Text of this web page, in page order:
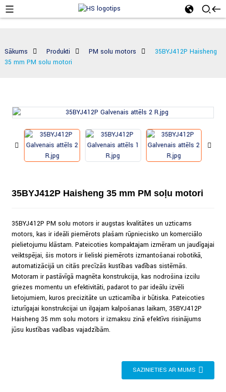
Sākums Produkti PM soļu motors
35BYJ412P Haisheng
35 mm PM soļu motori
35BYJ412P Haisheng 35 mm PM soļu motori
35BYJ412P PM soļu motors ir augstas kvalitātes un uzticams
motors, kas ir ideāli piemērots plašam rūpniecisko un komerciālo
pielietojumu klāstam. Pateicoties kompaktajam izmēram un jaudīgajai
veiktspējai, šis motors ir lieliski piemērots izmantošanai robotikā,
automatizācijā un citās precīzās kustības vadības sistēmās.
Motoram ir pastāvīgā magnēta konstrukcija, kas nodrošina izcilu
griezes momentu un efektivitāti, padarot to par ideālu izvēli
lietojumiem, kuros precizitāte un uzticamība ir būtiska. Pateicoties
izturīgajai konstrukcijai un ilgajam kalpošanas laikam, 35BYJ412P
Haisheng 35 mm soļu motors ir izmaksu ziņā efektīvs risinājums
jūsu kustības vadības vajadzībām.
SAZINIETIES AR MUMS